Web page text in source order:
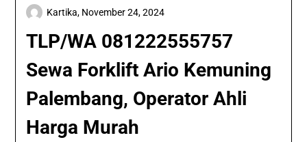
TLP/WA 081222555757
Sewa Forklift Ario Kemuning
Palembang, Operator Ahli
Harga Murah
Kartika, November 24, 2024